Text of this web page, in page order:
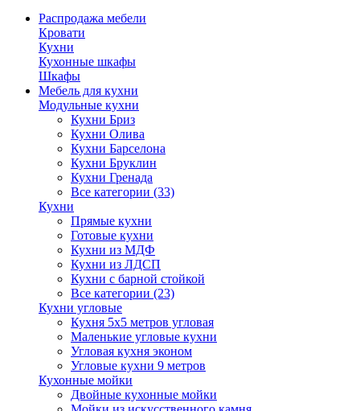
Распродажа мебели
Кровати
Кухни
Кухонные шкафы
Шкафы
Мебель для кухни
Модульные кухни
Кухни Бриз
Кухни Олива
Кухни Барселона
Кухни Бруклин
Кухни Гренада
Все категории (33)
Кухни
Прямые кухни
Готовые кухни
Кухни из МДФ
Кухни из ЛДСП
Кухни с барной стойкой
Все категории (23)
Кухни угловые
Кухня 5х5 метров угловая
Маленькие угловые кухни
Угловая кухня эконом
Угловые кухни 9 метров
Кухонные мойки
Двойные кухонные мойки